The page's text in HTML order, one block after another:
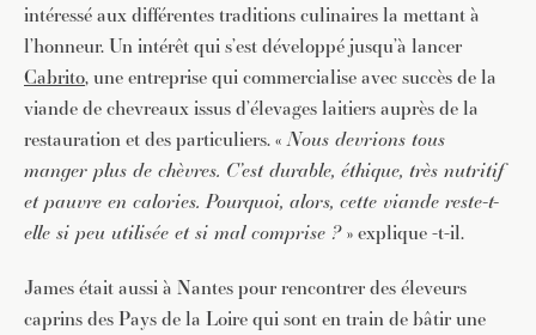
intéressé aux différentes traditions culinaires la mettant à
l’honneur. Un intérêt qui s’est développé jusqu’à lancer
Cabrito, une entreprise qui commercialise avec succès de la
viande de chevreaux issus d’élevages laitiers auprès de la
restauration et des particuliers. «Nous devrions tous
manger plus de chèvres. C’est durable, éthique, très nutritif
et pauvre en calories. Pourquoi, alors, cette viande reste-t-
elle si peu utilisée et si mal comprise ?» explique -t-il.
James était aussi à Nantes pour rencontrer des éleveurs
caprins des Pays de la Loire qui sont en train de bâtir une